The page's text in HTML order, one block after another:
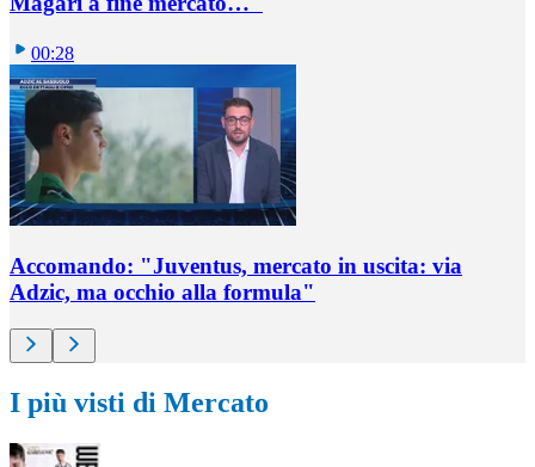
00:28
Accomando: "Juventus, mercato in uscita: via
Adzic, ma occhio alla formula"
I più visti di Mercato